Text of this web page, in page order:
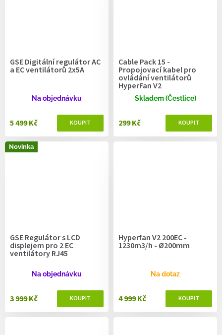
GSE Digitální regulátor AC
a EC ventilátorů 2x5A
Na objednávku
5 499 Kč
Cable Pack 15 -
Propojovací kabel pro
ovládání ventilátorů
HyperFan V2
Skladem (Čestlice)
299 Kč
Novinka
GSE Regulátor s LCD
displejem pro 2 EC
ventilátory RJ45
Na objednávku
3 999 Kč
Hyperfan V2 200EC -
1230m3/h - Ø200mm
Na dotaz
4 999 Kč